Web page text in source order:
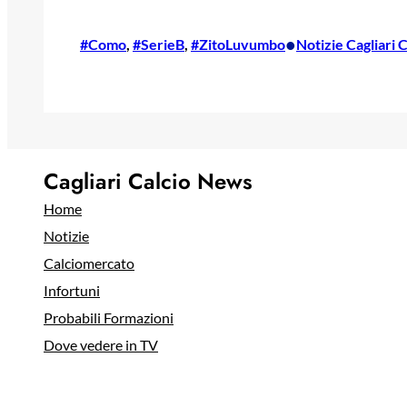
#Como, #SerieB, #ZitoLuvumbo•Notizie Cagliari
Cagliari Calcio News
Home
Notizie
Calciomercato
Infortuni
Probabili Formazioni
Dove vedere in TV